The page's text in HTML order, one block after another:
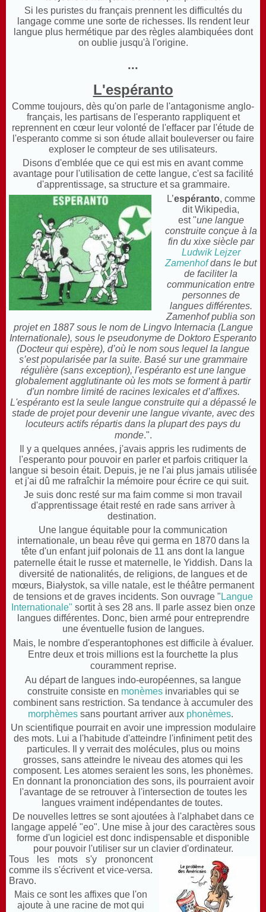
Si les puristes du français prennent les difficultés du
langage comme une sorte de richesses. Ils rendent leur
langue plus hermétique par des règles alambiquées dont
on oublie jusqu'à l'origine.
...
L'espéranto
Comme toujours, dès qu'on parle de l'antagonisme anglo-
français, les partisans de l'esperanto rappliquent et
reprennent en cœur leur volonté de l'effacer par l'étude de
l'esperanto comme si son étude allait bouleverser ou faire
exploser le compteur de ses utilisateurs.
Disons d'emblée que ce qui est mis en avant comme
avantage pour l'utilisation de cette langue, c'est sa facilité
d'apprentissage, sa structure et sa grammaire.
L’espéranto, comme
dit Wikipedia,
est "une langue
construite conçue à la
fin du xixe siècle par
Ludwik Lejzer
Zamenhofdans le but
de faciliter la
communication entre
personnes de
langues différentes.
Zamenhof publia son
projet en 1887 sous le nom de Lingvo Internacia (Langue
Internationale), sous le pseudonyme de Doktoro Esperanto
(Docteur qui espère), d’où le nom sous lequel la langue
s’est popularisée par la suite. Basé sur une grammaire
régulière (sans exception), l'espéranto est une langue
globalement agglutinante où les mots se forment à partir
d'un nombre limité de racines lexicales et d’affixes.
L'espéranto est la seule langue construite qui a dépassé le
stade de projet pour devenir une langue vivante, avec des
locuteurs actifs répartis dans la plupart des pays du
monde.".
Il y a quelques années, j'avais appris les rudiments de
l'esperanto pour pouvoir en parler et parfois critiquer la
langue si besoin était. Depuis, je ne l'ai plus jamais utilisée
et j'ai dû me rafraîchir la mémoire pour écrire ce qui suit.
Je suis donc resté sur ma faim comme si mon travail
d'apprentissage était resté en rade sans arriver à
destination.
Une langue équitable pour la communication
internationale, un beau rêve qui germa en 1870 dans la
tête d'un enfant juif polonais de 11 ans dont la langue
paternelle était le russe et maternelle, le Yiddish. Dans la
diversité de nationalités, de religions, de langues et de
mœurs, Białystok, sa ville natale, est le théâtre permanent
de tensions et de graves incidents. Son ouvrage " Langue
Internationale" sortit à ses 28 ans. Il parle assez bien onze
langues différentes. Donc, bien armé pour entreprendre
une éventuelle fusion de langues.
Mais, le nombre d'esperantophonesest difficile à évaluer.
Entre deux et trois millions est la fourchette la plus
couramment reprise.
Au départ de langues indo-européennes, sa langue
construiteconsiste en monèmesinvariables qui se
combinent sans restriction. Sa tendance à accumuler des
morphèmes sans pourtant arriver aux phonèmes.
Un scientifique pourrait en avoir une impression modulaire
des mots. Lui a l'habitude d'atteindre l'infiniment petit des
particules. Il y verrait des molécules, plus ou moins
grosses, sans atteindre le niveau des atomes qui les
composent. Les atomes seraient les sons, les phonèmes.
En donnant la prononciation des sons, ils pourraient avoir
l'avantage de se retrouver à l'intersection de toutes les
langues vraiment indépendantes de toutes.
De nouvelles lettres se sont ajoutées à l'alphabet dans ce
langage appelé "eo". Une mise à jour des caractères sous
forme d'un logiciel est donc indispensable et disponible
pour pouvoir l'utiliser sur un clavier d'ordinateur.
Tous les mots s'y prononcent
comme ils s'écrivent et vice-versa.
Bravo.
Mais ce sont les affixes que l'on
ajoute à une racine de mot qui